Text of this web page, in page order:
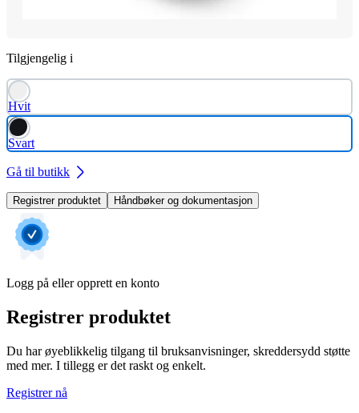
Tilgjengelig i
Hvit
Svart
Gå til butikk
Registrer produktet Håndbøker og dokumentasjon
Logg på eller opprett en konto
Registrer produktet
Du har øyeblikkelig tilgang til bruksanvisninger, skreddersydd støtte
med mer. I tillegg er det raskt og enkelt.
Registrer nå